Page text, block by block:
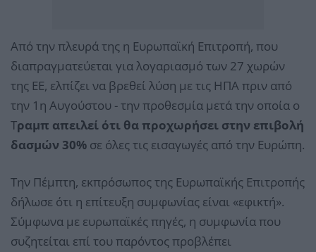
Από την πλευρά της η Ευρωπαϊκή Επιτροπή, που
διαπραγματεύεται για λογαριασμό των 27 χωρών
της ΕΕ, ελπίζει να βρεθεί λύση με τις ΗΠΑ πριν από
την 1η Αυγούστου - την προθεσμία μετά την οποία ο
Τραμπ απειλεί ότι θα προχωρήσει στην επιβολή
δασμών 30% σε όλες τις εισαγωγές από την Ευρώπη.
Την Πέμπτη, εκπρόσωπος της Ευρωπαϊκής Επιτροπής
δήλωσε ότι η επίτευξη συμφωνίας είναι «εφικτή».
Σύμφωνα με ευρωπαϊκές πηγές, η συμφωνία που
συζητείται επί του παρόντος προβλέπει